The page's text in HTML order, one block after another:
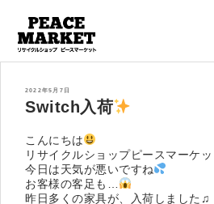
投
日:
2022年5月7日
Switch入荷
こんにちは
リサイクルショップピースマーケ
今日は天気が悪いですね
お客様の客足も…
昨日多くの家具が、入荷しました♫